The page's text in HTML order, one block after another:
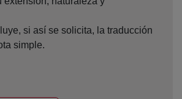
si así se solicita, la traducción
simple.